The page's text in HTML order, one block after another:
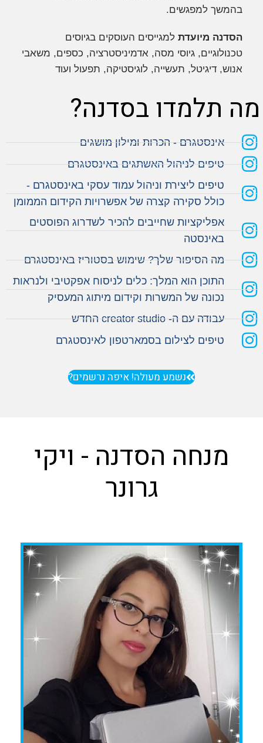
בהמשך למפגשים.
הסדנה מיועדתלמגייסים העוסקים בגיוסים
טכנולוגיים, גיוסי מסה, אדמיניסטרציה, כספים, משאבי
אנוש, דיגיטל, תעשייה, לוגיסטיקה, תפעול ועוד
תלמדו בסדנה?
אינסטגרם - הכרות ומילון מושגים
טיפים לניהול האשתגים באינסטגרם
טיפים ליצירת וניהול עמוד עסקי באינסטגרם -
כולל סקירה קצרה של אפשרויות הקידום הממומן
אפליקציות שחייבים להכיר לשדרוג הפוסטים
באינסטה
מה הסיפור שלך? שימוש בסטוריז באינסטגרם
התוכן הוא המלך: כלים לניסוח אפקטיבי ולנראות
נכונה של המשרות וקידום מיתוג המעסיק
עבודה עם ה- creator studio החדש
טיפים לצילום בסמארטפון לאינסטגרם
נשמע מעולה! איפה נרשמים?
מנחה הסדנה - ויקי
גרונר